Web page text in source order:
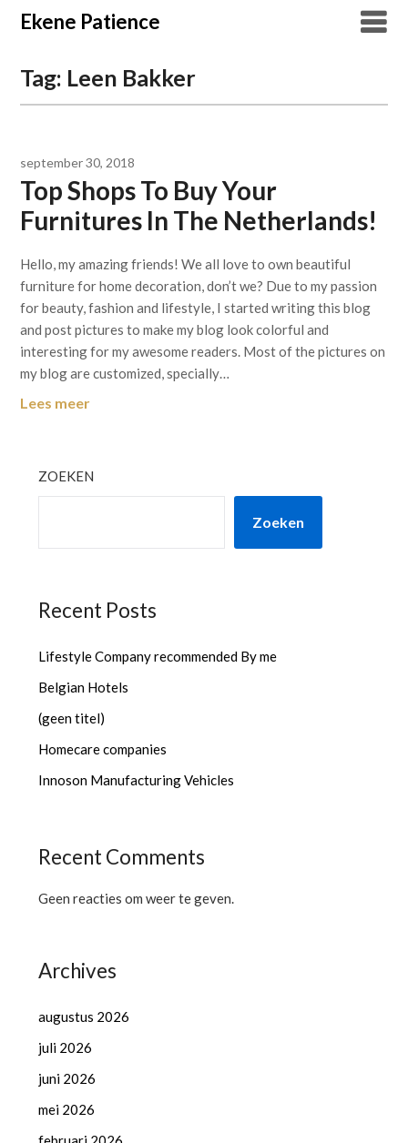
Overslaan
naar
Ekene Patience
Tag: Leen Bakker
september 30, 2018
Top Shops To Buy Your
Furnitures In The Netherlands!
Hello, my amazing friends! We all love to own beautiful
furniture for home decoration, don’t we? Due to my passion
for beauty, fashion and lifestyle, I started writing this blog
and post pictures to make my blog look colorful and
interesting for my awesome readers. Most of the pictures on
my blog are customized, specially…
Lees meer
ZOEKEN
Zoeken
Recent Posts
Lifestyle Company recommended By me
Belgian Hotels
(geen titel)
Homecare companies
Innoson Manufacturing Vehicles
Recent Comments
Geen reacties om weer te geven.
Archives
augustus 2026
juli 2026
juni 2026
mei 2026